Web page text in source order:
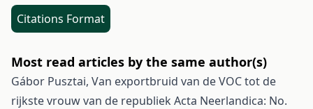
Citations Format
Most read articles by the same author(s)
Gábor Pusztai, Van exportbruid van de VOC tot de
rijkste vrouw van de republiek Acta Neerlandica: No.